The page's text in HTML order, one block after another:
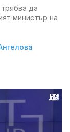
да
министър на